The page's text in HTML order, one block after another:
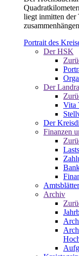
liegt inmitten der
Portrait des
Der HSK
Der
Vita
Der
Finanzen
Amtsblätter
Archiv